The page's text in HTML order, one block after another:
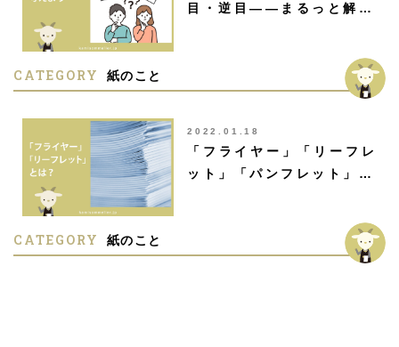
目・逆目――まるっと解…
CATEGORY 紙のこと
2022.01.18
「フライヤー」「リーフレ
ット」「パンフレット」…
CATEGORY 紙のこと